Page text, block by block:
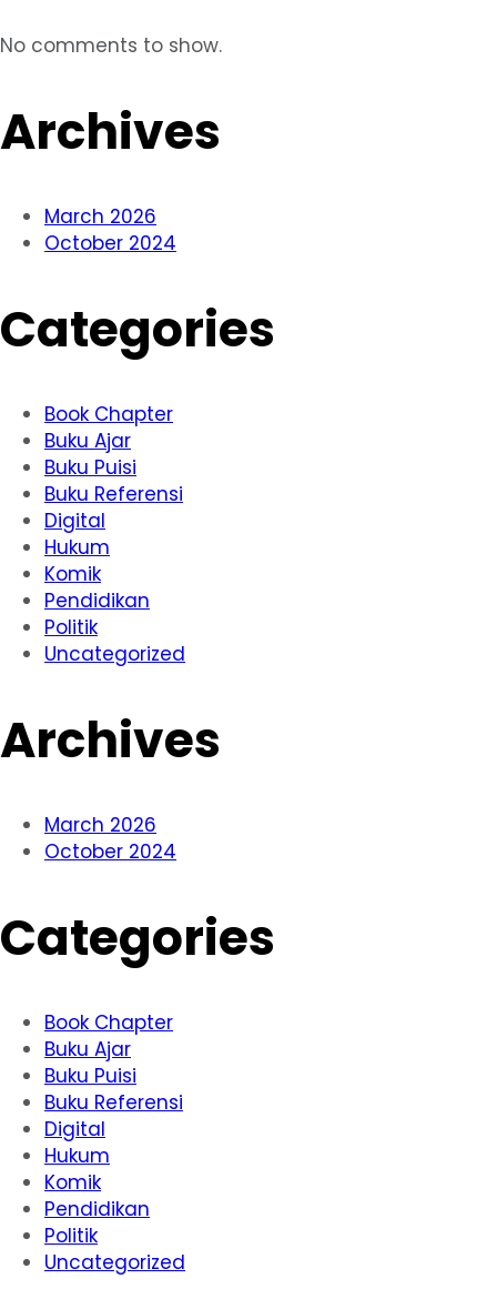
No comments to show.
Archives
March 2026
October 2024
Categories
Book Chapter
Buku Ajar
Buku Puisi
Buku Referensi
Digital
Hukum
Komik
Pendidikan
Politik
Uncategorized
Archives
March 2026
October 2024
Categories
Book Chapter
Buku Ajar
Buku Puisi
Buku Referensi
Digital
Hukum
Komik
Pendidikan
Politik
Uncategorized